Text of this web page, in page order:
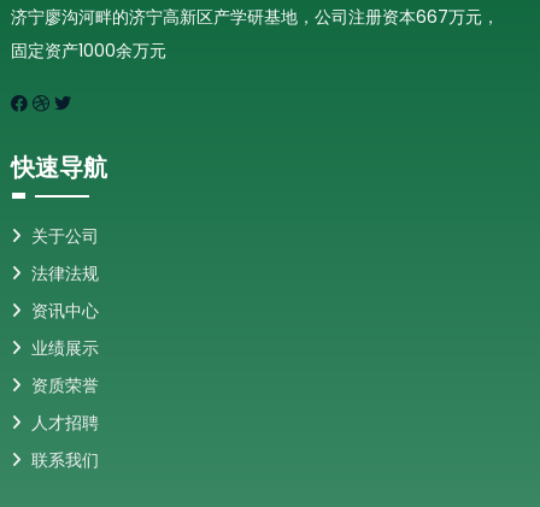
济宁廖沟河畔的济宁高新区产学研基地，公司注册资本667万元，
固定资产1000余万元
快速导航
关于公司
法律法规
资讯中心
业绩展示
资质荣誉
人才招聘
联系我们